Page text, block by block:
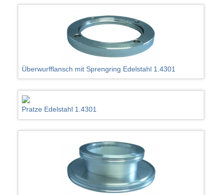
Überwurfflansch mit Sprengring Edelstahl 1.4301
Pratze Edelstahl 1.4301